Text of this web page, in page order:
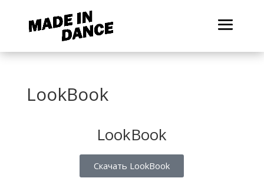
LookBook
LookBook
Скачать LookBook